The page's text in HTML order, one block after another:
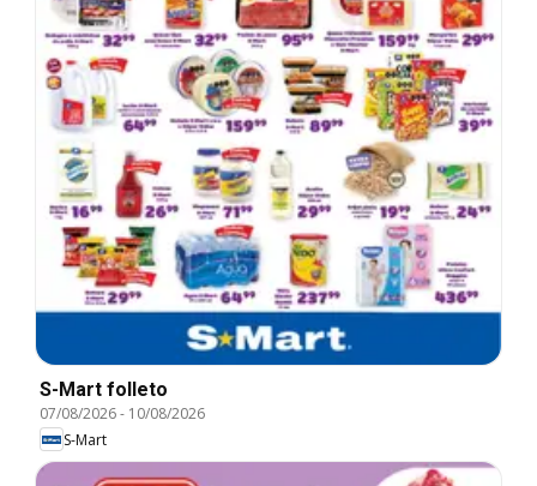
S-Mart folleto
07/08/2026- 10/08/2026
S-Mart